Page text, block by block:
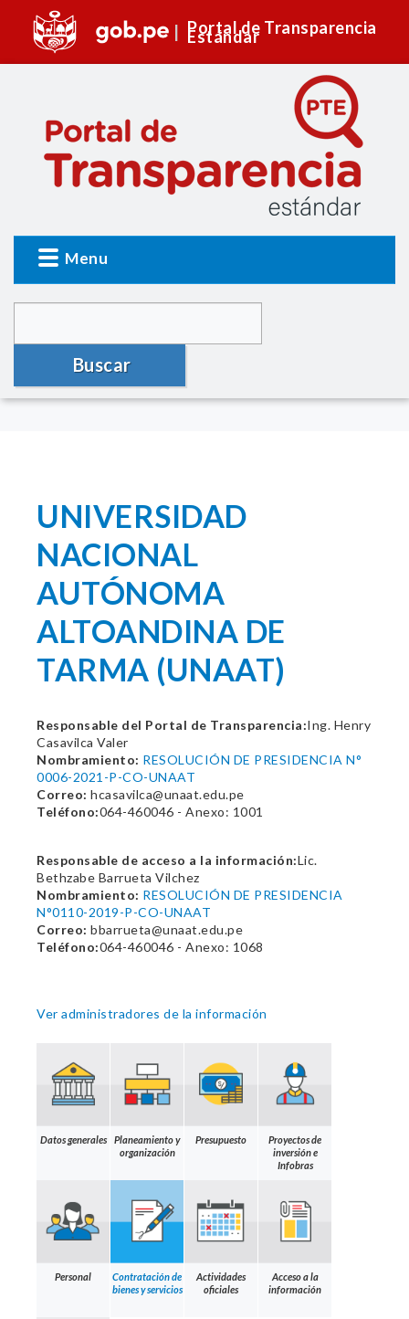
Portal de Transparencia
Estándar
Menu
Buscar
UNIVERSIDAD
NACIONAL
AUTÓNOMA
ALTOANDINA DE
TARMA (UNAAT)
Responsable del Portal de Transparencia:Ing. Henry
Casavilca Valer
Nombramiento: RESOLUCIÓN DE PRESIDENCIA N°
0006-2021-P-CO-UNAAT
Correo: hcasavilca@unaat.edu.pe
Teléfono:064-460046 - Anexo: 1001
Responsable de acceso a la información:Lic.
Bethzabe Barrueta Vilchez
Nombramiento: RESOLUCIÓN DE PRESIDENCIA
N°0110-2019-P-CO-UNAAT
Correo: bbarrueta@unaat.edu.pe
Teléfono:064-460046 - Anexo: 1068
Ver administradores de la información
Datos generales
Planeamiento y
organización
Presupuesto
Proyectos de
inversión e
Infobras
Personal
Contratación de
bienes y servicios
Actividades
oficiales
Acceso a la
información